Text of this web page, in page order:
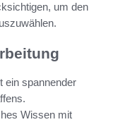
um den
ein spannender
Wissen mit